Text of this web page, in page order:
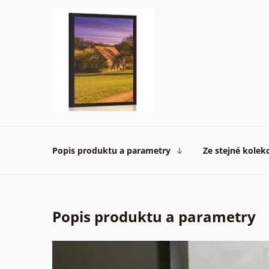
Popis produktu a parametry Ze stejné
Popis produktu a parametry